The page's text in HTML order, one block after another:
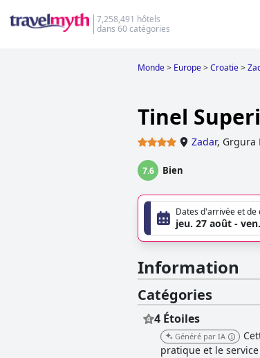
7,258,491 hôtels
dans 60 catégories
Monde> Europe>Croatie>
Tinel
Zadar, Grgura
7.6 Bien
Dates d'arrivée et de
jeu. 27 août -
Information
Catégories
4 Étoiles
Généré par IA
pratique et le